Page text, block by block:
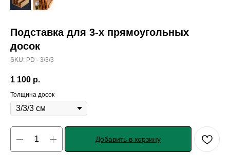
Подставка для 3-х прямоугольных
досок
SKU: PD - 3/3/3
1 100 р.
Толщина досок
Добавить в корзину